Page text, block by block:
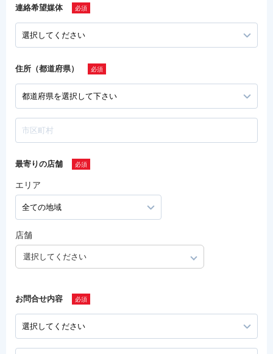
連絡希望媒体
住所（都道府県）
最寄りの店舗
エリア
店舗
選択してください
お問合せ内容